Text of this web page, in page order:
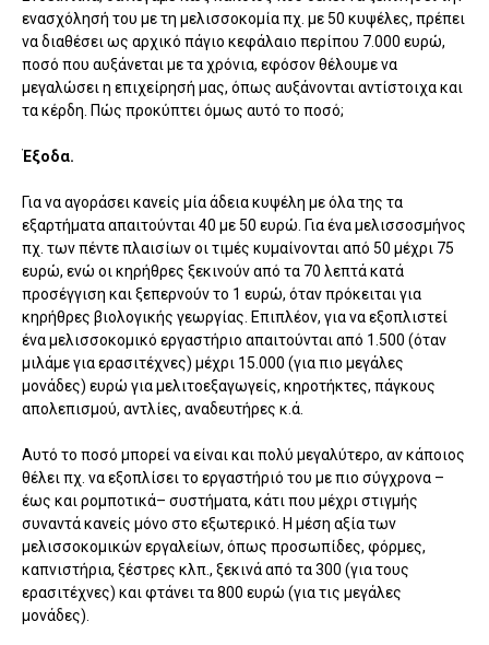
ενασχόλησή του με τη μελισσοκομία πχ. με 50 κυψέλες, πρέπει
να διαθέσει ως αρχικό πάγιο κεφάλαιο περίπου 7.000 ευρώ,
ποσό που αυξάνεται με τα χρόνια, εφόσον θέλουμε να
μεγαλώσει η επιχείρησή μας, όπως αυξάνονται αντίστοιχα και
τα κέρδη. Πώς προκύπτει όμως αυτό το ποσό;
Έξοδα.
Για να αγοράσει κανείς μία άδεια κυψέλη με όλα της τα
εξαρτήματα απαιτούνται 40 με 50 ευρώ. Για ένα μελισσοσμήνος
πχ. των πέντε πλαισίων οι τιμές κυμαίνονται από 50 μέχρι 75
ευρώ, ενώ οι κηρήθρες ξεκινούν από τα 70 λεπτά κατά
προσέγγιση και ξεπερνούν το 1 ευρώ, όταν πρόκειται για
κηρήθρες βιολογικής γεωργίας. Επιπλέον, για να εξοπλιστεί
ένα μελισσοκομικό εργαστήριο απαιτούνται από 1.500 (όταν
μιλάμε για ερασιτέχνες) μέχρι 15.000 (για πιο μεγάλες
μονάδες) ευρώ για μελιτοεξαγωγείς, κηροτήκτες, πάγκους
απολεπισμού, αντλίες, αναδευτήρες κ.ά.
Αυτό το ποσό μπορεί να είναι και πολύ μεγαλύτερο, αν κάποιος
θέλει πχ. να εξοπλίσει το εργαστήριό του με πιο σύγχρονα –
έως και ρομποτικά– συστήματα, κάτι που μέχρι στιγμής
συναντά κανείς μόνο στο εξωτερικό. Η μέση αξία των
μελισσοκομικών εργαλείων, όπως προσωπίδες, φόρμες,
καπνιστήρια, ξέστρες κλπ., ξεκινά από τα 300 (για τους
ερασιτέχνες) και φτάνει τα 800 ευρώ (για τις μεγάλες
μονάδες).